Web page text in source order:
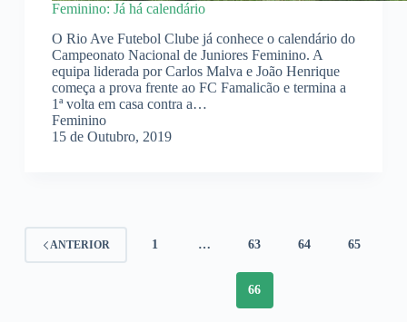
Feminino: Já há calendário
O Rio Ave Futebol Clube já conhece o calendário do
Campeonato Nacional de Juniores Feminino. A
equipa liderada por Carlos Malva e João Henrique
começa a prova frente ao FC Famalicão e termina a
1ª volta em casa contra a…
Feminino
15 de Outubro, 2019
ANTERIOR 1 … 63 64 65
66